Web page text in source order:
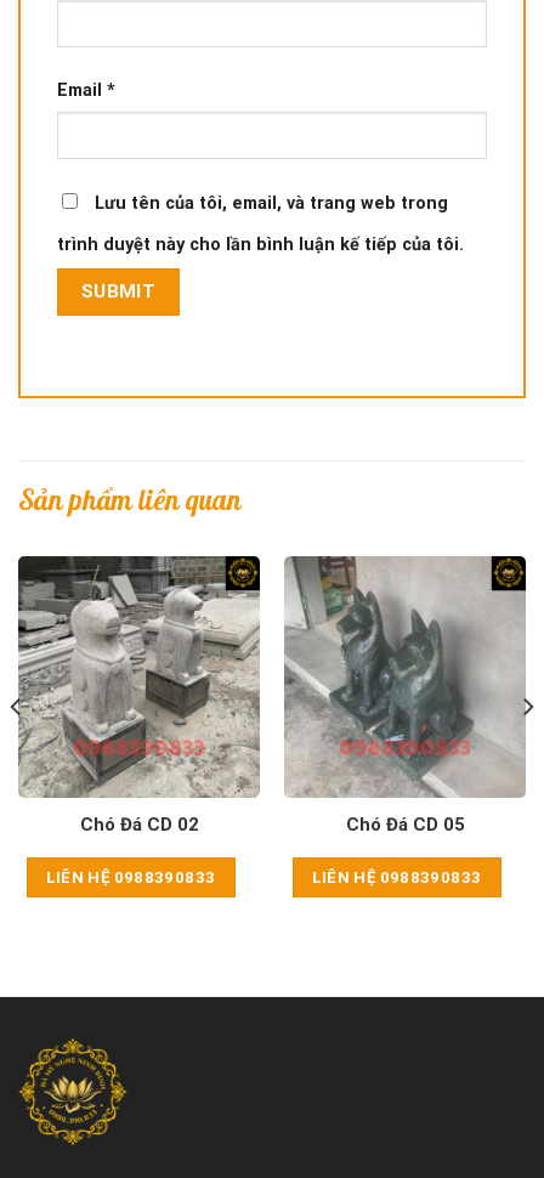
Email *
Lưu tên của tôi, email, và trang web trong
trình duyệt này cho lần bình luận kế tiếp của tôi.
Sản phẩm liên quan
Chó Đá CD 02
LIÊN HỆ 0988390833
Chó Đá CD 05
LIÊN HỆ 0988390833